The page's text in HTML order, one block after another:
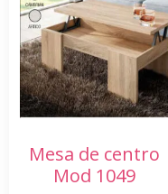
Mesa de centro
Mod 1049